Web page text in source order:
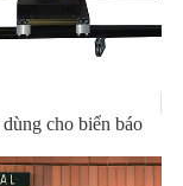
cho biển báo